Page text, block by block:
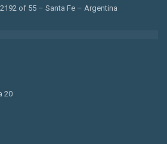
of 55 – Santa Fe – Argentina
20